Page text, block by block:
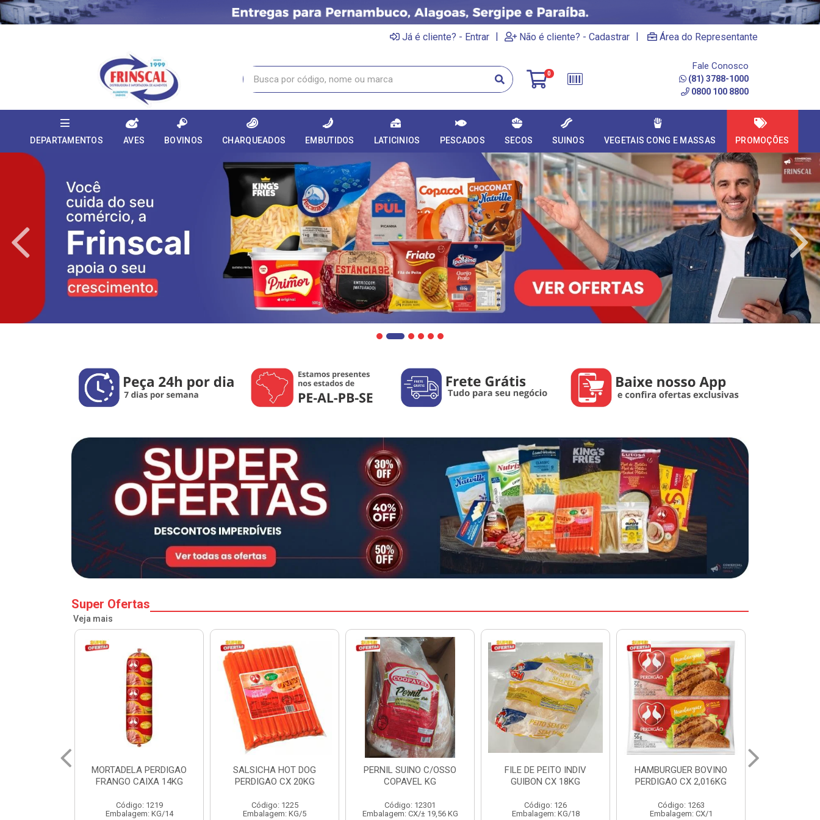
Já é cliente? - Entrar | Não é cliente? - Cadastrar | Área do Representante
0
Fale Conosco
(81) 3788-1000
0800 100 8800
DEPARTAMENTOS AVES BOVINOS CHARQUEADOS EMBUTIDOS LATICINIOS PESCADOS SECOS SUINOS VEGETAIS CONG E MASSAS PROMOÇÕES
Super Ofertas
Veja mais
SALSICHA HOT DOG
PERDIGAO CX 20KG
Código: 1225
Embalagem: KG/5
PERNIL SUINO C/OSSO
COPAVEL KG
Código: 12301
Embalagem: CX/± 19,56 KG
FILE DE PEITO INDIV
GUIBON CX 18KG
Código: 126
Embalagem: KG/18
HAMBURGUER BOVINO
PERDIGAO CX 2,016KG
Código: 1263
Embalagem: CX/1
MARGARINA DELINE
CAIXA 24X250G
Código: 12886
Embalagem: CX/1